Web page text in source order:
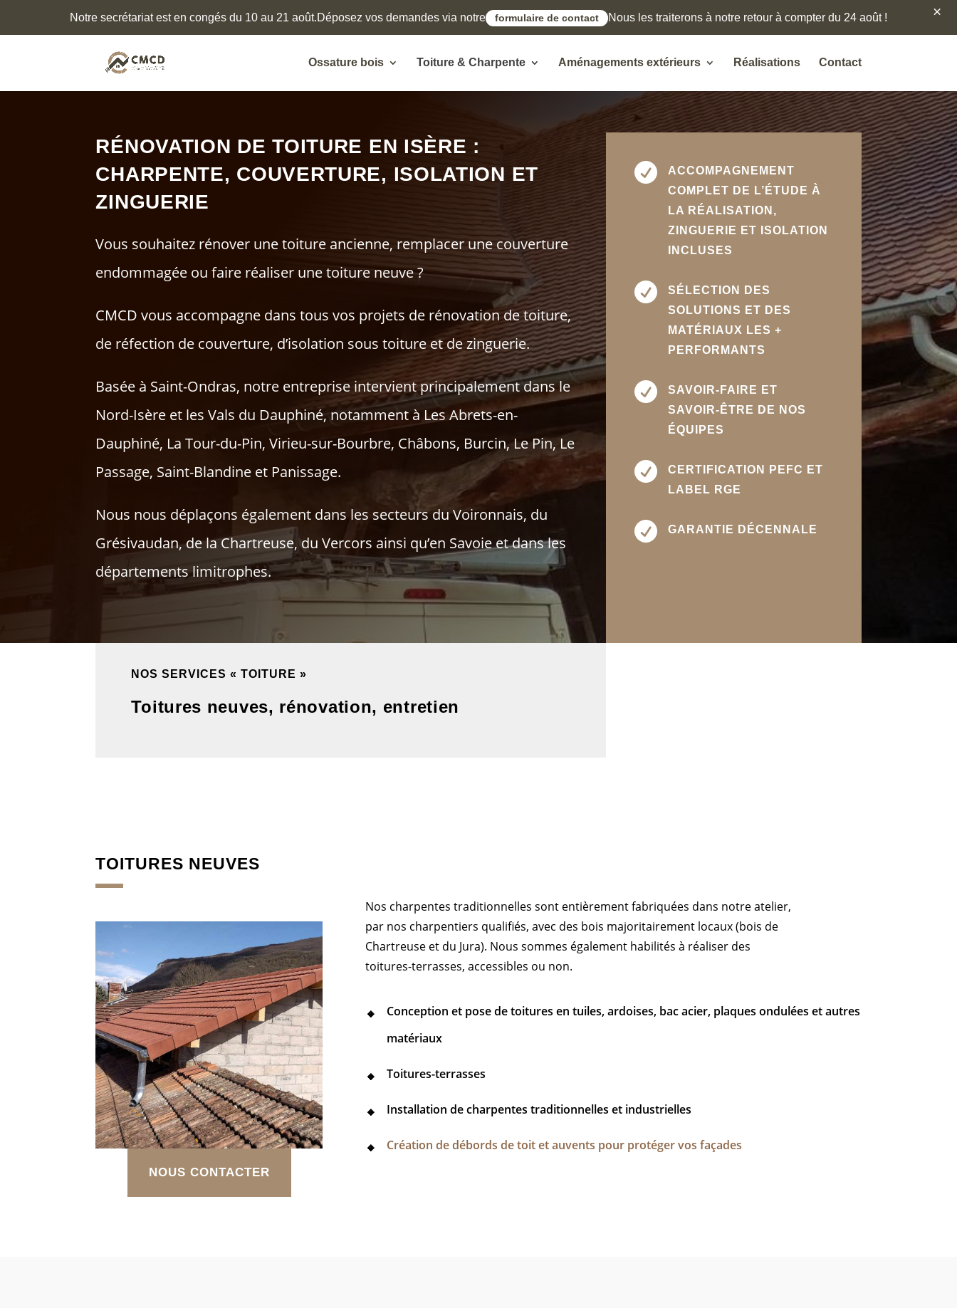
Ossature bois Toiture & Charpente Aménagements extérieurs Réalisations Contact
RÉNOVATION DE TOITURE EN ISÈRE :
CHARPENTE, COUVERTURE, ISOLATION ET
ZINGUERIE
Vous souhaitez rénover une toiture ancienne, remplacer une couverture
endommagée ou faire réaliser une toiture neuve ?
CMCD vous accompagne dans tous vos projets de rénovation de toiture,
de réfection de couverture, d’isolation sous toiture et de zinguerie.
Basée à Saint-Ondras, notre entreprise intervient principalement dans le
Nord-Isère et les Vals du Dauphiné, notamment à Les Abrets-en-
Dauphiné, La Tour-du-Pin, Virieu-sur-Bourbre, Châbons, Burcin, Le Pin, Le
Passage, Saint-Blandine et Panissage.
Nous nous déplaçons également dans les secteurs du Voironnais, du
Grésivaudan, de la Chartreuse, du Vercors ainsi qu’en Savoie et dans les
départements limitrophes.

ACCOMPAGNEMENT
COMPLET DE L’ÉTUDE À
LA RÉALISATION,
ZINGUERIE ET ISOLATION
INCLUSES

SÉLECTION DES
SOLUTIONS ET DES
MATÉRIAUX LES +
PERFORMANTS

SAVOIR-FAIRE ET
SAVOIR-ÊTRE DE NOS
ÉQUIPES

CERTIFICATION PEFC ET
LABEL RGE
 GARANTIE DÉCENNALE
NOS SERVICES « TOITURE »
Toitures neuves, rénovation, entretien
TOITURES NEUVES
NOUS CONTACTER
Nos charpentes traditionnelles sont entièrement fabriquées dans notre atelier,
par nos charpentiers qualifiés, avec des bois majoritairement locaux (bois de
Chartreuse et du Jura). Nous sommes également habilités à réaliser des
toitures-terrasses, accessibles ou non.
Conception et pose de toitures en tuiles, ardoises, bac acier, plaques ondulées et autres
matériaux
Toitures-terrasses
Installation de charpentes traditionnelles et industrielles
Création de débords de toit et auvents pour protéger vos façades
Notre secrétariat est en congés du 10 au 21 août.Déposez vos demandes via notre formulaire de contact Nous les traiterons à notre retour à compter du 24 août ! ×